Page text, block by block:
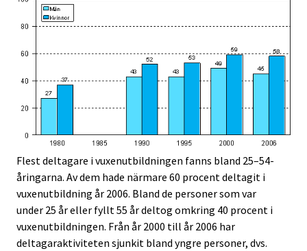
Flest deltagare i vuxenutbildningen fanns bland 25–54-
åringarna. Av dem hade närmare 60 procent deltagit i
vuxenutbildning år 2006. Bland de personer som var
under 25 år eller fyllt 55 år deltog omkring 40 procent i
vuxenutbildningen. Från år 2000 till år 2006 har
deltagaraktiviteten sjunkit bland yngre personer, dvs.